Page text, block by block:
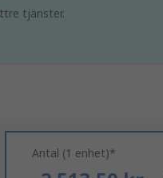
tjänster.
Antal (1 enhet)*